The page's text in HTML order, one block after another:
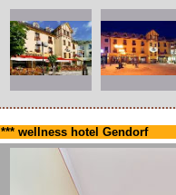
*** wellness hotel Gendorf